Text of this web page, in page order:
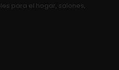
para el hogar, salones,